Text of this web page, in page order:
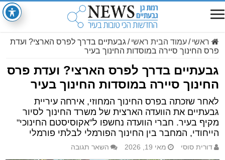
ראשי /עמוד הבית ראשי / גבעתיים בדרך לפרס הארצי? ועדת
פרס החינוך סיירה במוסדות החינוך בעיר
גבעתיים בדרך לפרס הארצי? ועדת פרס
החינוך סיירה במוסדות החינוך בעיר
לאחר שזכתה בפרס החינוך המחוזי, אירחה עיריית
גבעתיים את הוועדה הארצית של משרד החינוך לסיור
מקיף בעיר. חברי הוועדה נחשפו ל"אקוסיסטם החינוכי"
הייחודי, המחבר בין החינוך הפורמלי לבלתי פורמלי
דורית סוסי מאי 19, 2026 השאר תגובה